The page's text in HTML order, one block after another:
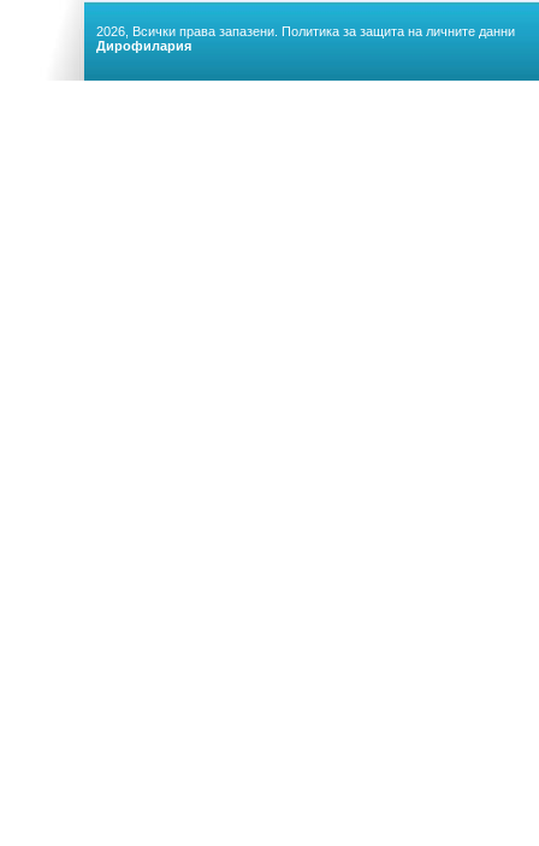
2026, Всички права запазени. Политика за защита на личните данни
Дирофилария